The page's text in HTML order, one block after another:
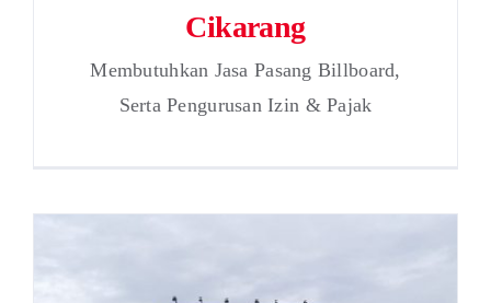
Cikarang
Membutuhkan Jasa Pasang Billboard,
Serta Pengurusan Izin & Pajak